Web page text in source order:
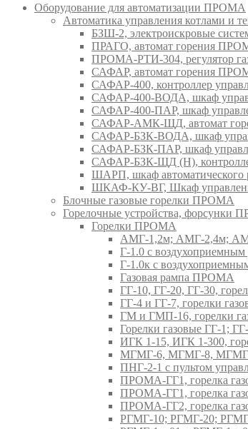
Оборудование для автоматизации ПРОМА
Автоматика управления котлами и
БЗШ-2, электроискровые
ПРАГО, автомат горения
ПРОМА-РТИ-304, регулятор
САФАР, автомат горения
САФАР-400, контроллер
САФАР-400-ВОДА, шкаф
САФАР-400-ПАР, шкаф
САФАР-АМК-ЩД, автомат
САФАР-БЗК-ВОДА, шкаф
САФАР-БЗК-ПАР, шкаф
САФАР-БЗК-ЩД (Н),
ШАРП, шкаф
ШКАФ-КУ-ВГ, Шкаф
Блочные газовые горелки ПРОМА
Горелочные устройства, форсунки
Горелки ПРОМА
АМГ-1,2м; АМГ-2,4м;
Г-1.0 с
Г-1.0к с
Газовая рампа ПРОМА
ГГ-10, ГГ-20, ГГ-30,
ГГ-4 и ГГ-7, горелки
ГМ и ГМП-16, горелки
Горелки газовые ГГ-1;
ИГК 1-15, ИГК 1-300,
МГМГ-6, МГМГ-8, МГМГ-
ПНГ-2-1 с пультом
ПРОМА-ГГ1, горелка
ПРОМА-ГГ1, горелка
ПРОМА-ГГ2, горелка
РГМГ-10; РГМГ-20;